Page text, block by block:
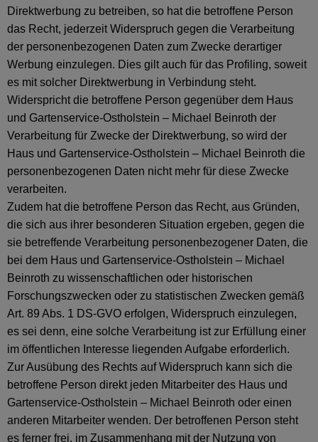
Direktwerbung zu betreiben, so hat die betroffene Person
das Recht, jederzeit Widerspruch gegen die Verarbeitung
der personenbezogenen Daten zum Zwecke derartiger
Werbung einzulegen. Dies gilt auch für das Profiling, soweit
es mit solcher Direktwerbung in Verbindung steht.
Widerspricht die betroffene Person gegenüber dem Haus
und Gartenservice-Ostholstein – Michael Beinroth der
Verarbeitung für Zwecke der Direktwerbung, so wird der
Haus und Gartenservice-Ostholstein – Michael Beinroth die
personenbezogenen Daten nicht mehr für diese Zwecke
verarbeiten.
Zudem hat die betroffene Person das Recht, aus Gründen,
die sich aus ihrer besonderen Situation ergeben, gegen die
sie betreffende Verarbeitung personenbezogener Daten, die
bei dem Haus und Gartenservice-Ostholstein – Michael
Beinroth zu wissenschaftlichen oder historischen
Forschungszwecken oder zu statistischen Zwecken gemäß
Art. 89 Abs. 1 DS-GVO erfolgen, Widerspruch einzulegen,
es sei denn, eine solche Verarbeitung ist zur Erfüllung einer
im öffentlichen Interesse liegenden Aufgabe erforderlich.
Zur Ausübung des Rechts auf Widerspruch kann sich die
betroffene Person direkt jeden Mitarbeiter des Haus und
Gartenservice-Ostholstein – Michael Beinroth oder einen
anderen Mitarbeiter wenden. Der betroffenen Person steht
es ferner frei, im Zusammenhang mit der Nutzung von